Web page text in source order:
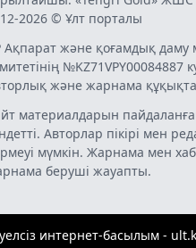
2026 © Ұлт порталы
Ақпарат және қоғамдық даму
№KZ71VPY00084887
және жарнама
материалдарын
Авторлар пікірі мен
мүмкін. Жарнама мен
беруші жауапты.
интернет-басылым -